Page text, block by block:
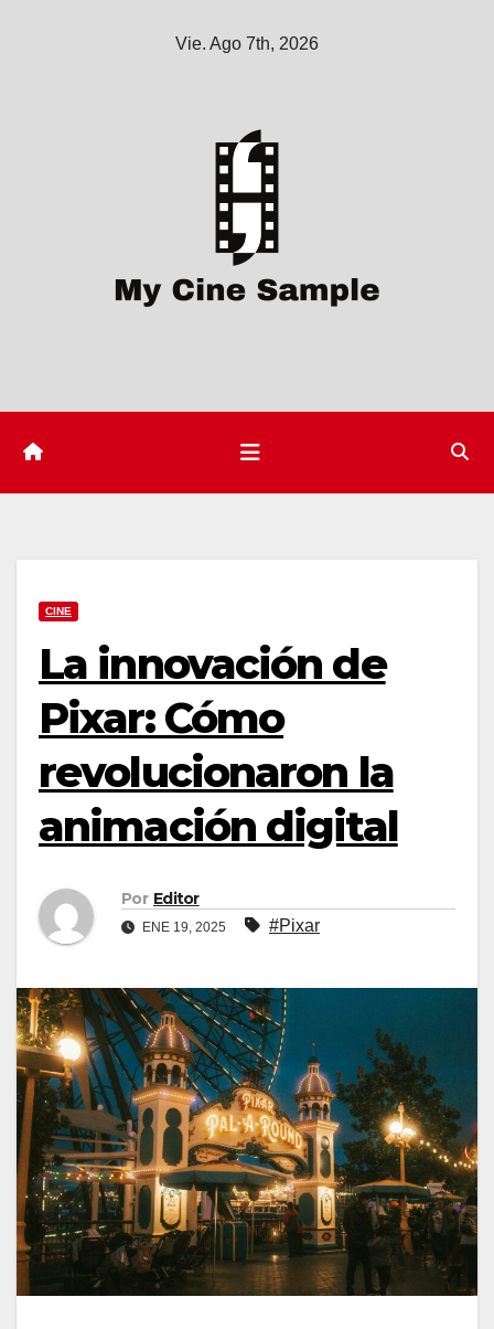
Vie. Ago 7th, 2026
CINE
La innovación de
Pixar: Cómo
revolucionaron la
animación digital
Por Editor
ENE 19, 2025 #Pixar